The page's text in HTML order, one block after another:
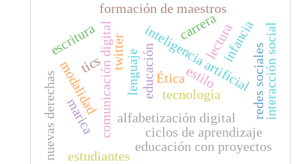
lenguaje tecnología
comunicación digital educación
inteligencia artificial
alfabetización digital
tics
ciclos de aprendizaje
educación con proyectos
modalidad redes sociales
estilo
nuevas derechas
formación de maestros
lectura
escritura
marica
twitter interacción social
infancia
estudiantes
carrera
Ética